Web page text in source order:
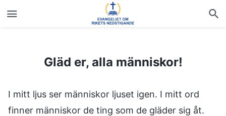
Gläd er, alla människor!
Gläd er, alla människor!
I mitt ljus ser människor ljuset igen. I mitt ord
finner människor de ting som de gläder sig åt.